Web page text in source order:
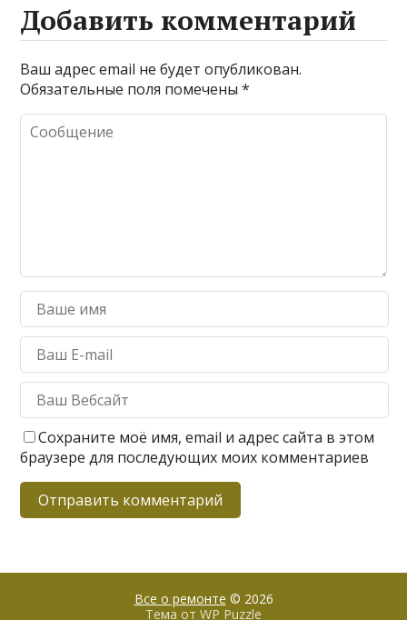
Добавить комментарий
Ваш адрес email не будет опубликован.
Обязательные поля помечены*
Сохраните моё имя, email и адрес сайта в этом
браузере для последующих моих комментариев
Все о ремонте © 2026
Тема от WP Puzzle